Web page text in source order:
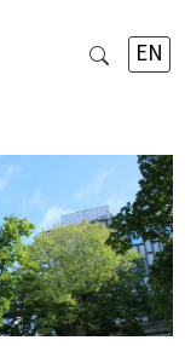
EN